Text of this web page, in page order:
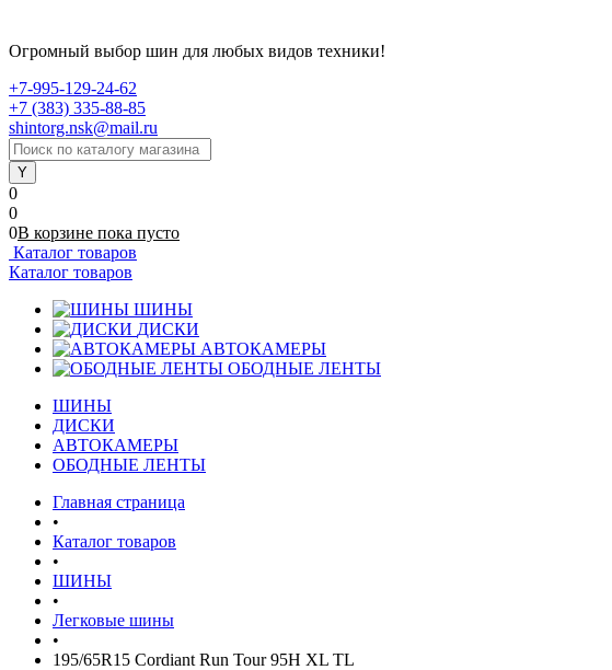
Огромный выбор шин для любых видов техники!
+7-995-129-24-62
+7 (383) 335-88-85
shintorg.nsk@mail.ru
0
0
0В корзине пока пусто
Каталог товаров
Каталог товаров
ШИНЫ
ДИСКИ
АВТОКАМЕРЫ
ОБОДНЫЕ ЛЕНТЫ
ШИНЫ
ДИСКИ
АВТОКАМЕРЫ
ОБОДНЫЕ ЛЕНТЫ
Главная страница
•
Каталог товаров
•
ШИНЫ
•
Легковые шины
•
195/65R15 Cordiant Run Tour 95H XL TL